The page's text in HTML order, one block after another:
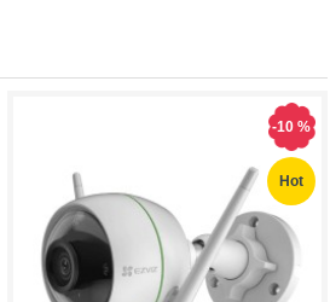
UTP Cat5e 24AWG CU меден
Hot
-10 %